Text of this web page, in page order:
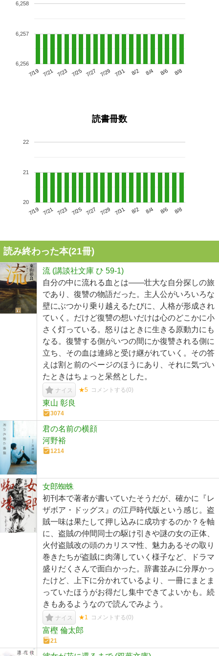
7/19 7/21 7/23 7/25 7/27 7/29 7/31 8/2 8/4 8/6 8/8
6,256
6,257
6,258
読書冊数
7/19 7/21 7/23 7/25 7/27 7/29 7/31 8/2 8/4 8/6 8/8
20
21
22
読み終わった本(21冊)
流 (講談社文庫 ひ 59-1)
自分の中に流れる血とは――壮大な自分探しの旅
であり、復讐の物語だった。主人公がいろいろな
壁にぶつかり乗り越えるたびに、人格が形成され
ていく。だけど復讐の想いだけは心のどこかに小
さく灯っている。怒りはときに生きる原動力にも
なる。復讐する側がいつの間にか復讐される側に
立ち、その血は連綿と受け継がれていく。その答
えは割と前のページのほうにあり、それに気づい
たときはちょっと呆然とした。
ナイス ★5 コメントする(0)
東山 彰良
3074
君の名前の横顔
河野裕
1214
女郎蜘蛛
初刊本で著者が書いていたそうだが、確かに『レ
ザボア・ドッグス』の江戸時代版という感じ。盗
賊一味は果たして押し込みに成功するのか？を軸
に、盗賊の仲間同士の駆け引きや謎の女の正体、
火付盗賊改の頭のカリスマ性、魅力あるその取り
巻きたちが盗賊に肉薄していく様子など、ドラマ
盛りだくさんで面白かった。辞書並みに分厚かっ
たけど、上下に分かれているより、一冊にまとま
っていたほうがお得だし集中できてよいかも。続
きもあるようなので読んでみよう。
ナイス ★1 コメントする(0)
富樫 倫太郎
21